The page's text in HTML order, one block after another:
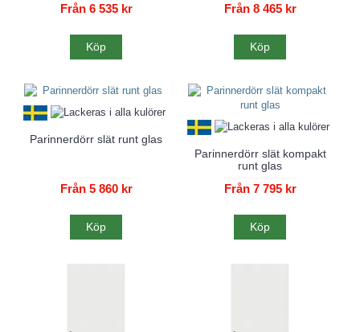
Från 6 535 kr
Köp
Från 8 465 kr
Köp
Parinnerdörr slät runt glas
Från 5 860 kr
Köp
Parinnerdörr slät kompakt
runt glas
Från 7 795 kr
Köp